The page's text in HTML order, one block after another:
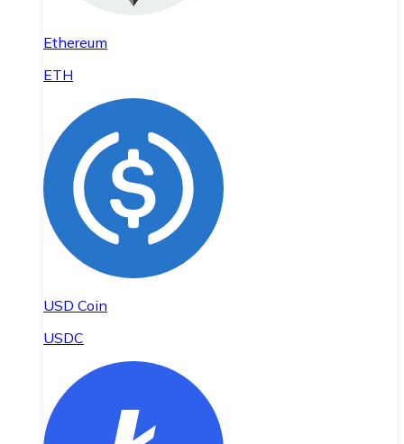
Ethereum
ETH
USD Coin
USDC